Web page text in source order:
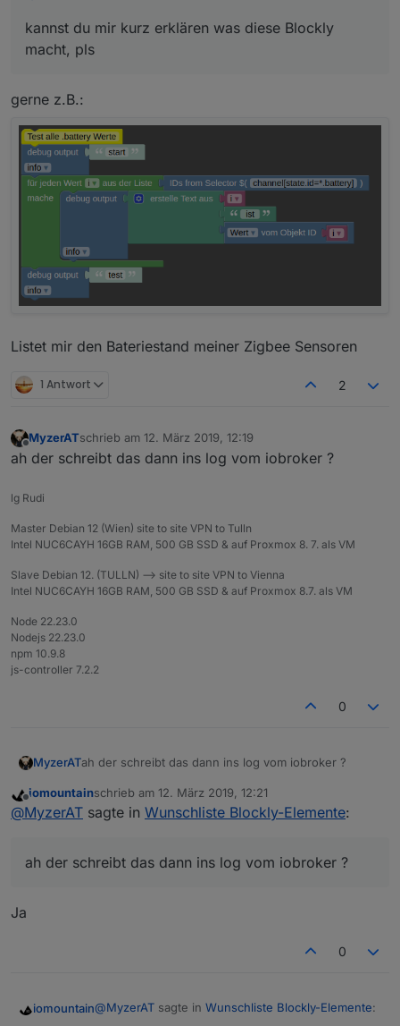
kannst du mir kurz erklären was diese Blockly
macht, pls
gerne z.B.:
Listet mir den Bateriestand meiner Zigbee Sensoren
1 Antwort 2
Offline
MyzerATschrieb am 12. März 2019, 12:19
zuletzt editiert von
ah der schreibt das dann ins log vom iobroker ?
lg Rudi
Master Debian 12 (Wien) site to site VPN to Tulln
Intel NUC6CAYH 16GB RAM, 500 GB SSD & auf Proxmox 8. 7. als VM
Slave Debian 12. (TULLN) --> site to site VPN to Vienna
Intel NUC6CAYH 16GB RAM, 500 GB SSD & auf Proxmox 8.7. als VM
Node 22.23.0
Nodejs 22.23.0
npm 10.9.8
js-controller 7.2.2
0
MyzerATah der schreibt das dann ins log vom iobroker ?
Offline
iomountainschrieb am 12. März 2019, 12:21
zuletzt editiert von
@MyzerAT sagte in Wunschliste Blockly-Elemente:
ah der schreibt das dann ins log vom iobroker ?
Ja
0
iomountain@MyzerAT sagte in Wunschliste Blockly-Elemente: